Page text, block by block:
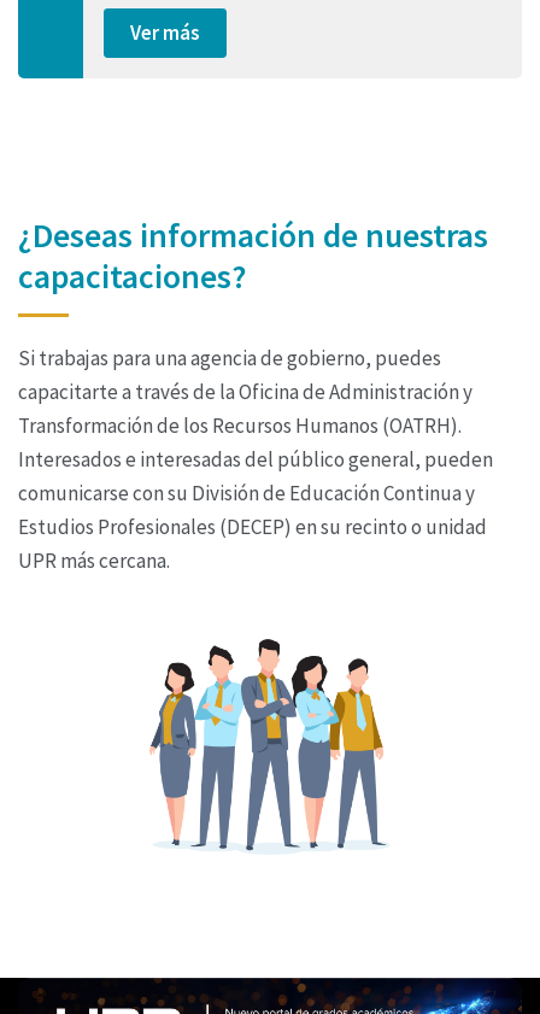
Ver más
¿Deseas información de nuestras
capacitaciones?
Si trabajas para una agencia de gobierno, puedes
capacitarte a través de la Oficina de Administración y
Transformación de los Recursos Humanos (OATRH).
Interesados e interesadas del público general, pueden
comunicarse con su División de Educación Continua y
Estudios Profesionales (DECEP) en su recinto o unidad
UPR más cercana.